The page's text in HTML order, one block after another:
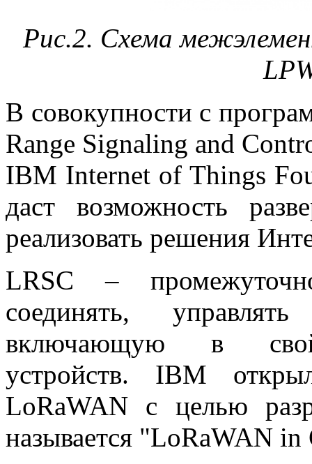
Рис.2. Схема
В совокупности с
Range Signaling and
IBM Internet of Things
даст возможность
реализовать решения
LRSC –
соединять,
включающую в
устройств. IBM
LoRaWAN с целью
называется "LoRaWAN in